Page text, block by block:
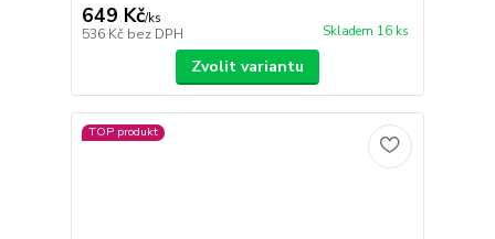
649 Kč/ks
536 Kč bez DPH Skladem 16 ks
Zvolit variantu
TOP produkt